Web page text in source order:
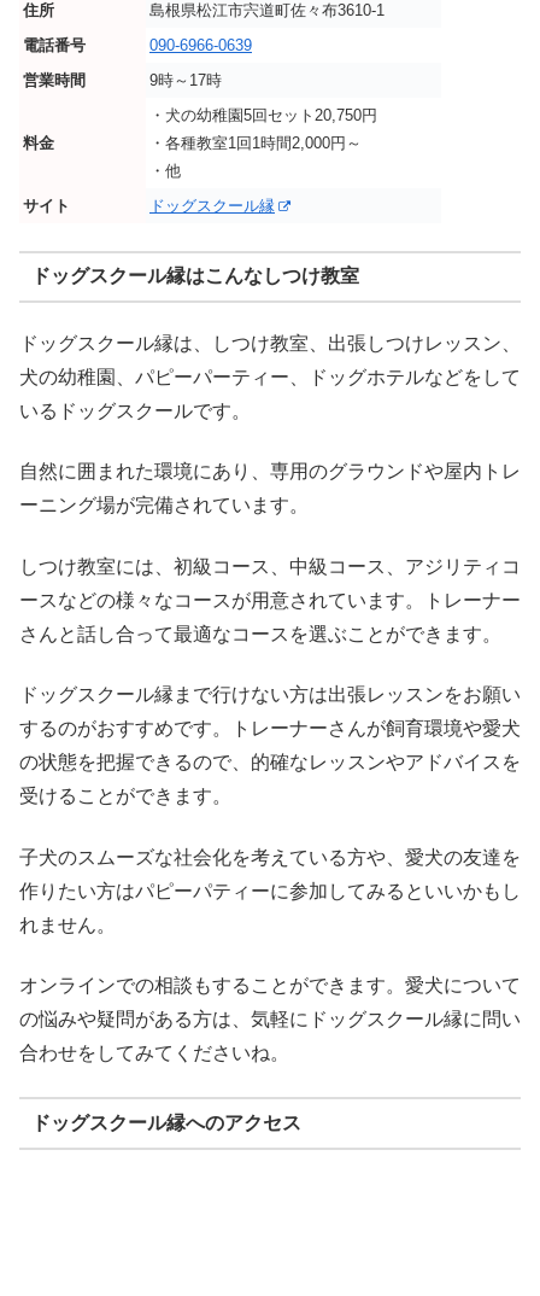
住所
島根県松江市宍道町佐々布3610-1
電話番号
090-6966-0639
営業時間
9時～17時
料金
・犬の幼稚園5回セット20,750円
・各種教室1回1時間2,000円～
・他
サイト
ドッグスクール縁
ドッグスクール縁はこんなしつけ教室
ドッグスクール縁は、しつけ教室、出張しつけレッスン、
犬の幼稚園、パピーパーティー、ドッグホテルなどをして
いるドッグスクールです。
自然に囲まれた環境にあり、専用のグラウンドや屋内トレ
ーニング場が完備されています。
しつけ教室には、初級コース、中級コース、アジリティコ
ースなどの様々なコースが用意されています。トレーナー
さんと話し合って最適なコースを選ぶことができます。
ドッグスクール縁まで行けない方は出張レッスンをお願い
するのがおすすめです。トレーナーさんが飼育環境や愛犬
の状態を把握できるので、的確なレッスンやアドバイスを
受けることができます。
子犬のスムーズな社会化を考えている方や、愛犬の友達を
作りたい方はパピーパティーに参加してみるといいかもし
れません。
オンラインでの相談もすることができます。愛犬について
の悩みや疑問がある方は、気軽にドッグスクール縁に問い
合わせをしてみてくださいね。
ドッグスクール縁へのアクセス